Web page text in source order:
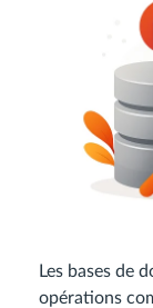
Les bases de
opérations